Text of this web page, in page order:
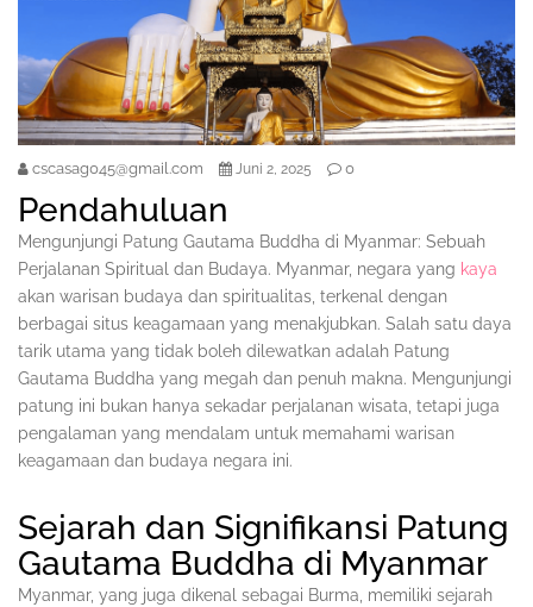
cscasag045@gmail.com Juni 2, 2025 0
Pendahuluan
Mengunjungi Patung Gautama Buddha di Myanmar: Sebuah
Perjalanan Spiritual dan Budaya. Myanmar, negara yang kaya
akan warisan budaya dan spiritualitas, terkenal dengan
berbagai situs keagamaan yang menakjubkan. Salah satu daya
tarik utama yang tidak boleh dilewatkan adalah Patung
Gautama Buddha yang megah dan penuh makna. Mengunjungi
patung ini bukan hanya sekadar perjalanan wisata, tetapi juga
pengalaman yang mendalam untuk memahami warisan
keagamaan dan budaya negara ini.
Sejarah dan Signifikansi Patung
Gautama Buddha di Myanmar
Myanmar, yang juga dikenal sebagai Burma, memiliki sejarah